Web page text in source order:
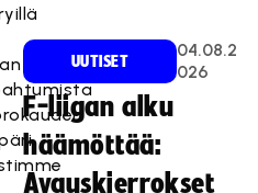
UUTISET
04.08.2
026
F-liigan alku
häämöttää:
Avauskierrokset